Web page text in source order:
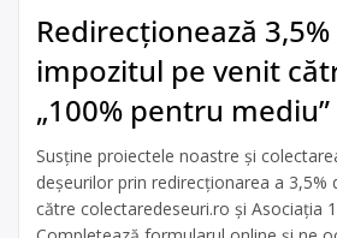
Redirecționează
impozitul pe venit
„100% pentru mediu”
Susține proiectele noastre și
deșeurilor prin redirecționarea a 3,5%
către colectaredeseuri.ro și Asociația